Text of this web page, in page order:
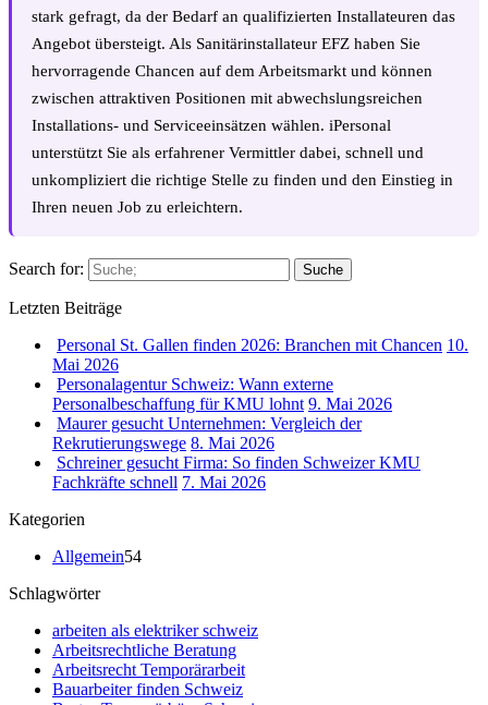
stark gefragt, da der Bedarf an qualifizierten Installateuren das
Angebot übersteigt. Als Sanitärinstallateur EFZ haben Sie
hervorragende Chancen auf dem Arbeitsmarkt und können
zwischen attraktiven Positionen mit abwechslungsreichen
Installations- und Serviceeinsätzen wählen. iPersonal
unterstützt Sie als erfahrener Vermittler dabei, schnell und
unkompliziert die richtige Stelle zu finden und den Einstieg in
Ihren neuen Job zu erleichtern.
Search for: Suche
Letzten Beiträge
Personal St. Gallen finden 2026: Branchen mit Chancen 10.
Mai 2026
Personalagentur Schweiz: Wann externe
Personalbeschaffung für KMU lohnt 9. Mai 2026
Maurer gesucht Unternehmen: Vergleich der
Rekrutierungswege 8. Mai 2026
Schreiner gesucht Firma: So finden Schweizer KMU
Fachkräfte schnell 7. Mai 2026
Kategorien
Allgemein54
Schlagwörter
arbeiten als elektriker schweiz
Arbeitsrechtliche Beratung
Arbeitsrecht Temporärarbeit
Bauarbeiter finden Schweiz